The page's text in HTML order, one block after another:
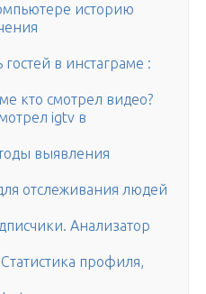
историю
гостей в инстаграме :
кто смотрел видео?
igtv в
выявления
отслеживания людей
Анализатор
профиля,